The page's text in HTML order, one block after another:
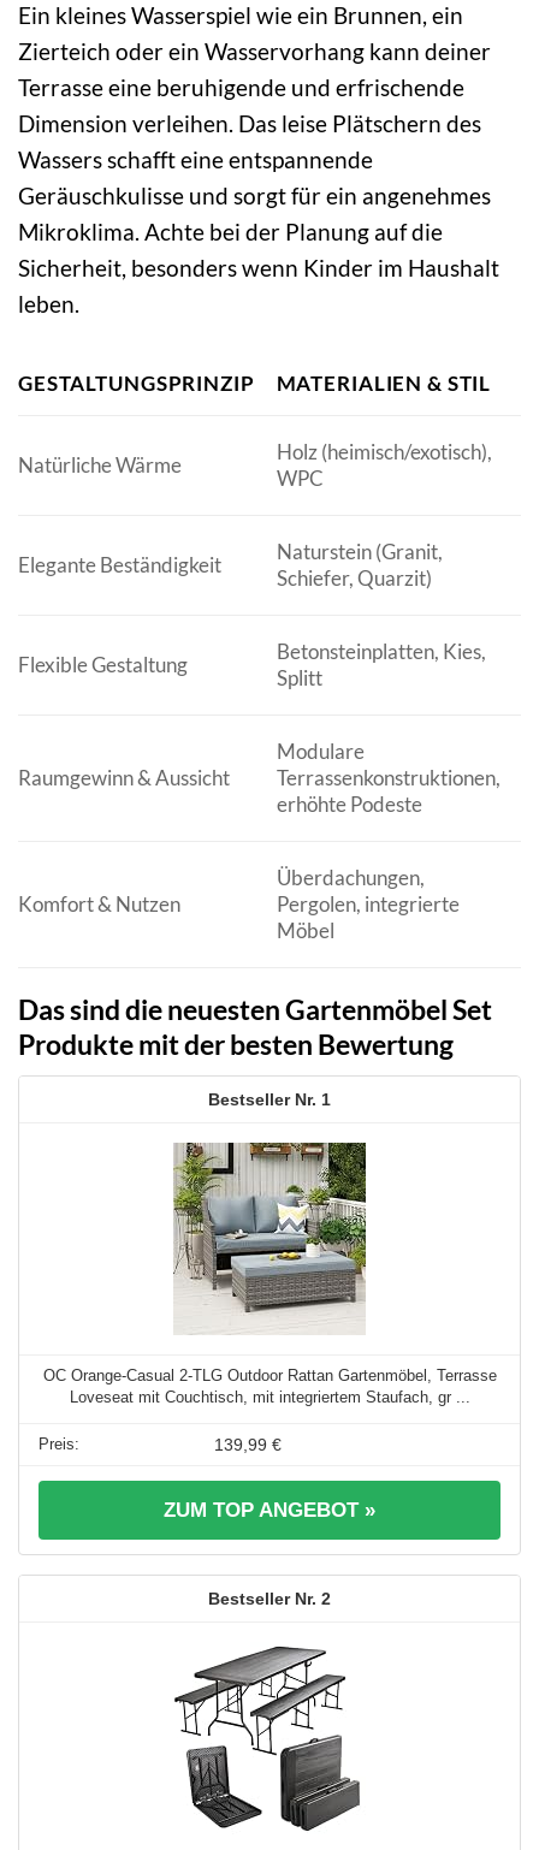
Ein kleines Wasserspiel wie ein Brunnen, ein
Zierteich oder ein Wasservorhang kann deiner
Terrasse eine beruhigende und erfrischende
Dimension verleihen. Das leise Plätschern des
Wassers schafft eine entspannende
Geräuschkulisse und sorgt für ein angenehmes
Mikroklima. Achte bei der Planung auf die
Sicherheit, besonders wenn Kinder im Haushalt
leben.
GESTALTUNGSPRINZIP MATERIALIEN & STIL
Natürliche Wärme
Holz (heimisch/exotisch),
WPC
Elegante Beständigkeit
Naturstein (Granit,
Schiefer, Quarzit)
Flexible Gestaltung
Betonsteinplatten, Kies,
Splitt
Raumgewinn & Aussicht
Modulare
Terrassenkonstruktionen,
erhöhte Podeste
Komfort & Nutzen
Überdachungen,
Pergolen, integrierte
Möbel
Das sind die neuesten Gartenmöbel Set
Produkte mit der besten Bewertung
1
OC Orange-Casual 2-TLG Outdoor Rattan Gartenmöbel, Terrasse
Loveseat mit Couchtisch, mit integriertem Staufach, gr ...
139,99 €
ZUM TOP ANGEBOT »
2